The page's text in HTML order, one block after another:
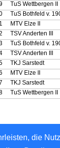
die
TuS Wettbergen II
TuS Bothfeld v.
MTV Elze II
TSV Anderten III
TuS Bothfeld v.
TSV Anderten III
TKJ Sarstedt
MTV Elze II
TKJ Sarstedt
TuS Wettbergen II